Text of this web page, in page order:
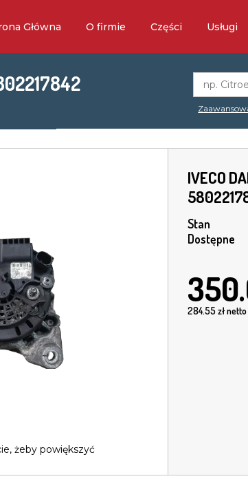
Główna O firmie Części Usługi
żeby powiększyć
IVECO
Stan
Dostępne
284.55zł netto